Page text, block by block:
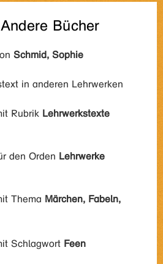
Bücher
Schmid, Sophie
in anderen Lehrwerken
Rubrik Lehrwerkstexte
den Orden Lehrwerke
Thema Märchen, Fabeln,
Schlagwort Feen